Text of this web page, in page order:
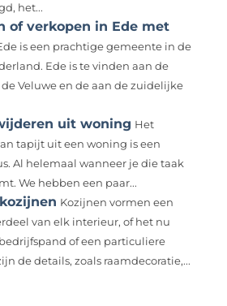
het...
of verkopen in Ede met
is een prachtige gemeente in de
Ede is te vinden aan de
Veluwe en de aan de zuidelijke
uit woning Het
tapijt uit een woning is een
Al helemaal wanneer je die taak
We hebben een paar...
Kozijnen vormen een
van elk interieur, of het nu
of een particuliere
de details, zoals raamdecoratie,...